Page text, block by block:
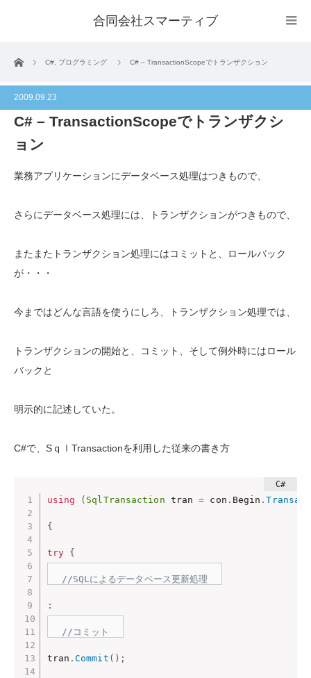
合同会社スマーティブ
ホーム C# プログラミング C# – TransactionScopeでトランザクション
2009.09.23
C# – TransactionScopeでトランザクシ
ョン
業務アプリケーションにデータベース処理はつきもので、
さらにデータベース処理には、トランザクションがつきもので、
またまたトランザクション処理にはコミットと、ロールバック
が・・・
今まではどんな言語を使うにしろ、トランザクション処理では、
トランザクションの開始と、コミット、そして例外時にはロール
バックと
明示的に記述していた。
C#で、SｑｌTransactionを利用した従来の書き方
using ( SqlTransaction tran = con . Begin .
{
try {
//SQLによるデータベース更新処理
:
//コミット
tran .Commit ( ) ;